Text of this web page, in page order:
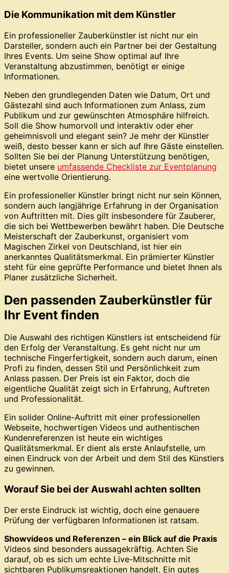
Die Kommunikation mit dem Künstler
Ein professioneller Zauberkünstler ist nicht nur ein
Darsteller, sondern auch ein Partner bei der Gestaltung
Ihres Events. Um seine Show optimal auf Ihre
Veranstaltung abzustimmen, benötigt er einige
Informationen.
Neben den grundlegenden Daten wie Datum, Ort und
Gästezahl sind auch Informationen zum Anlass, zum
Publikum und zur gewünschten Atmosphäre hilfreich.
Soll die Show humorvoll und interaktiv oder eher
geheimnisvoll und elegant sein? Je mehr der Künstler
weiß, desto besser kann er sich auf Ihre Gäste einstellen.
Sollten Sie bei der Planung Unterstützung benötigen,
bietet unsere umfassende Checkliste zur Eventplanung
eine wertvolle Orientierung.
Ein professioneller Künstler bringt nicht nur sein Können,
sondern auch langjährige Erfahrung in der Organisation
von Auftritten mit. Dies gilt insbesondere für Zauberer,
die sich bei Wettbewerben bewährt haben. Die Deutsche
Meisterschaft der Zauberkunst, organisiert vom
Magischen Zirkel von Deutschland, ist hier ein
anerkanntes Qualitätsmerkmal. Ein prämierter Künstler
steht für eine geprüfte Performance und bietet Ihnen als
Planer zusätzliche Sicherheit.
Den passenden Zauberkünstler für
Ihr Event finden
Die Auswahl des richtigen Künstlers ist entscheidend für
den Erfolg der Veranstaltung. Es geht nicht nur um
technische Fingerfertigkeit, sondern auch darum, einen
Profi zu finden, dessen Stil und Persönlichkeit zum
Anlass passen. Der Preis ist ein Faktor, doch die
eigentliche Qualität zeigt sich in Erfahrung, Auftreten
und Professionalität.
Ein solider Online-Auftritt mit einer professionellen
Webseite, hochwertigen Videos und authentischen
Kundenreferenzen ist heute ein wichtiges
Qualitätsmerkmal. Er dient als erste Anlaufstelle, um
einen Eindruck von der Arbeit und dem Stil des Künstlers
zu gewinnen.
Worauf Sie bei der Auswahl achten sollten
Der erste Eindruck ist wichtig, doch eine genauere
Prüfung der verfügbaren Informationen ist ratsam.
Showvideos und Referenzen – ein Blick auf die Praxis
Videos sind besonders aussagekräftig. Achten Sie
darauf, ob es sich um echte Live-Mitschnitte mit
sichtbaren Publikumsreaktionen handelt. Ein gutes